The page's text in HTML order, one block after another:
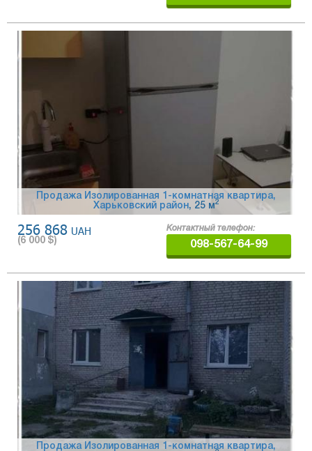
Продажа Изолированная 1-комнатная квартира,
Харьковский район, 25 м2
256 868 UAH
(6 000 $)
Контактный телефон:
098-567-64-99
Продажа Изолированная 1-комнатная квартира,